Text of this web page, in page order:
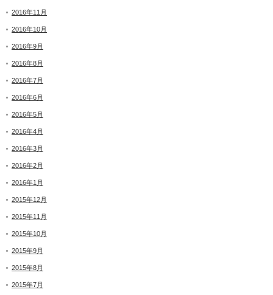
2016年11月
2016年10月
2016年9月
2016年8月
2016年7月
2016年6月
2016年5月
2016年4月
2016年3月
2016年2月
2016年1月
2015年12月
2015年11月
2015年10月
2015年9月
2015年8月
2015年7月